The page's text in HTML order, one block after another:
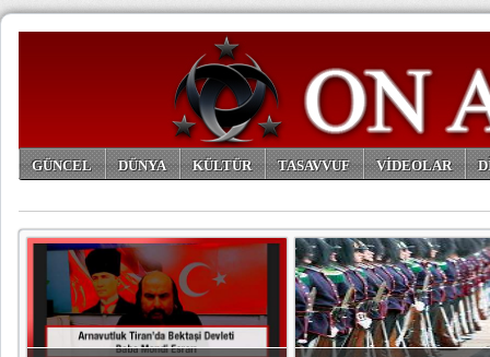
GÜNCEL DÜNYA KÜLTÜR TASAVVUF VİDEOLAR